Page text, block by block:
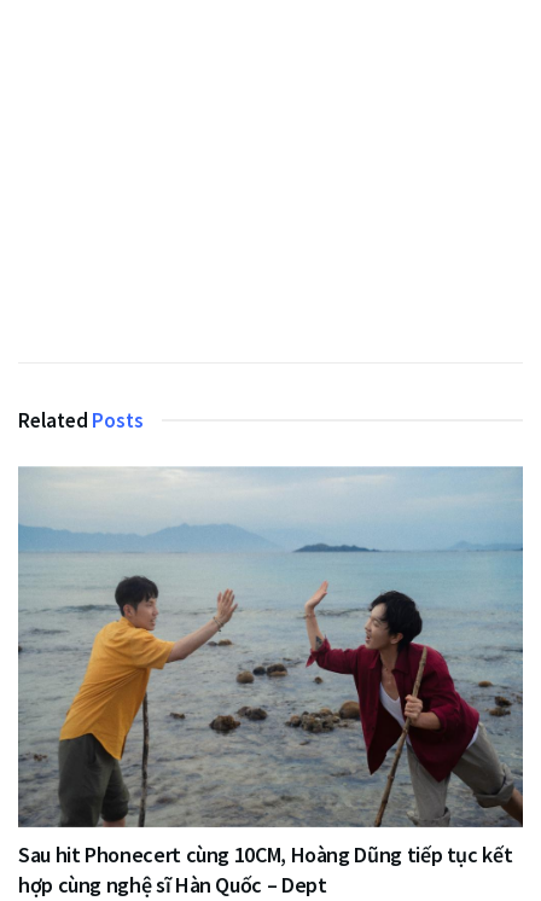
Related Posts
Sau hit Phonecert cùng 10CM, Hoàng Dũng tiếp tục kết
hợp cùng nghệ sĩ Hàn Quốc – Dept